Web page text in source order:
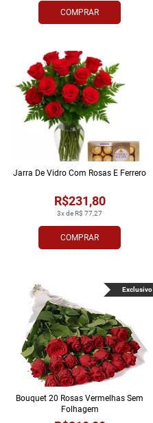
COMPRAR
COMPRAR
3x de R$ 77,27
R$231,80
Jarra De Vidro Com Rosas E Ferrero
Bouquet 20 Rosas Vermelhas Sem
Folhagem
Exclusivo